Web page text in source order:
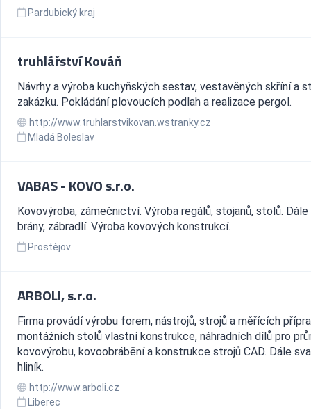
Pardubický kraj
truhlářství Kováň
Návrhy a výroba kuchyňských sestav, vestavěných skříní a
zakázku. Pokládání plovoucích podlah a realizace pergol.
http://www.truhlarstvikovan.wstranky.cz
Mladá Boleslav
VABAS - KOVO s.r.o.
Kovovýroba, zámečnictví. Výroba regálů, stojanů, stolů.
brány, zábradlí. Výroba kovových konstrukcí.
Prostějov
ARBOLI, s.r.o.
Firma provádí výrobu forem, nástrojů, strojů a měřících
montážních stolů vlastní konstrukce, náhradních dílů pro
kovovýrobu, kovoobrábění a konstrukce strojů CAD. Dále
hliník.
http://www.arboli.cz
Liberec